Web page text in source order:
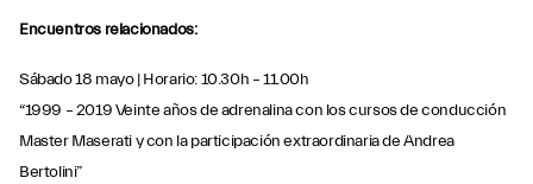
Encuentros relacionados:
Sábado 18 mayo | Horario: 10.30h – 11.00h
“1999 – 2019 Veinte años de adrenalina con los cursos de conducción
Master Maserati y con la participación extraordinaria de Andrea
Bertolini”